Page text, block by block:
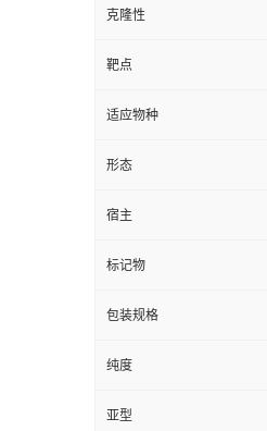
克隆性
靶点
适应物种
形态
宿主
标记物
包装规格
纯度
亚型